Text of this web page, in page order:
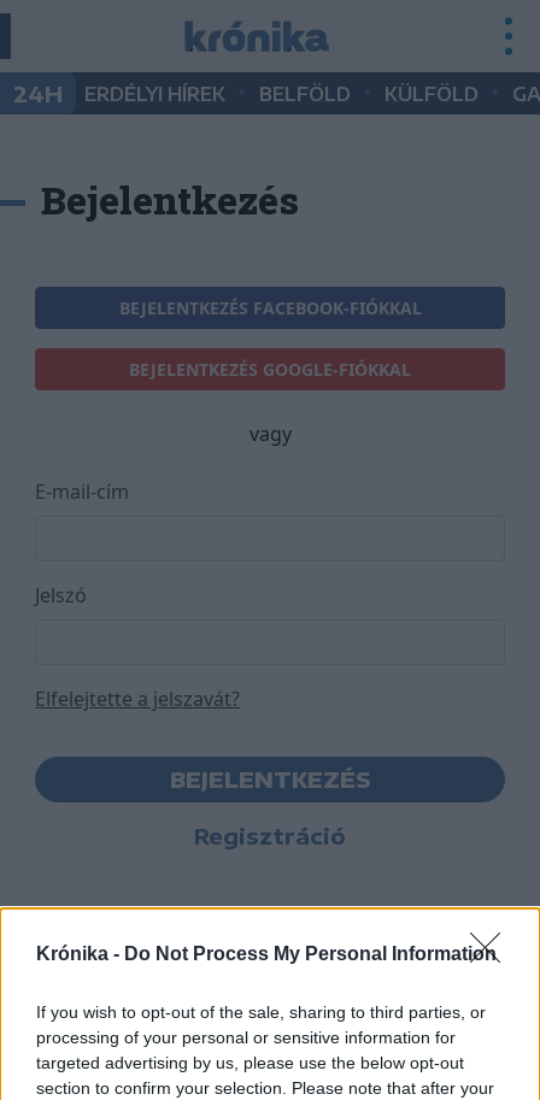
Krónika - Do Not Process My Personal Information
If you wish to opt-out of the sale, sharing to third parties, or
processing of your personal or sensitive information for
targeted advertising by us, please use the below opt-out
section to confirm your selection. Please note that after your
24H ERDÉLYI HÍREK BELFÖLD KÜLFÖLD
Bejelentkezés
BEJELENTKEZÉS FACEBOOK-FIÓKKAL
BEJELENTKEZÉS GOOGLE-FIÓKKAL
vagy
E-mail-cím
Jelszó
Elfelejtette a jelszavát?
BEJELENTKEZÉS
Regisztráció